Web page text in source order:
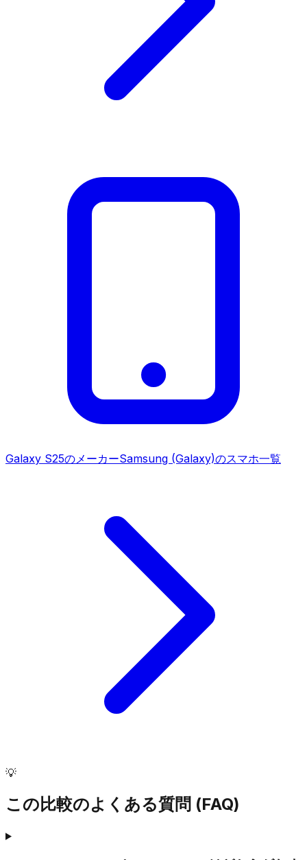
Galaxy S25のメーカーSamsung (Galaxy)のスマホ一覧
💡
この比較のよくある質問 (FAQ)